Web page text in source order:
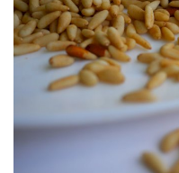
Sobre Nós
Educação
Estatuto Editorial
Saúde